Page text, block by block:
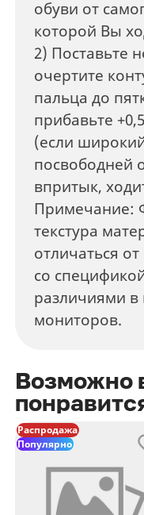
обуви от
которой Вы
2) Поставьте
очертите
пальца до
прибавьте
(если
посвободней
впритык,
Примечание:
текстура
отличаться
со
различиями в
мониторов.
Возможно
Распродажа
Популярно